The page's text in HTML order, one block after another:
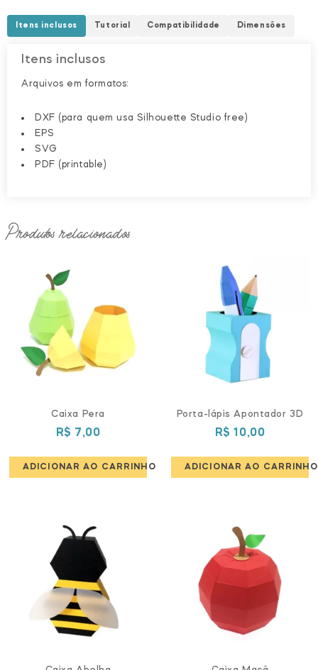
Itens inclusos Tutorial Compatibilidade Dimensões
Itens inclusos
Arquivos em formatos:
DXF (para quem usa Silhouette Studio free)
EPS
SVG
PDF (printable)
Produtos relacionados
Caixa Pera
R$ 7,00
ADICIONAR AO CARRINHO
Porta-lápis Apontador 3D
R$ 10,00
ADICIONAR AO CARRINHO